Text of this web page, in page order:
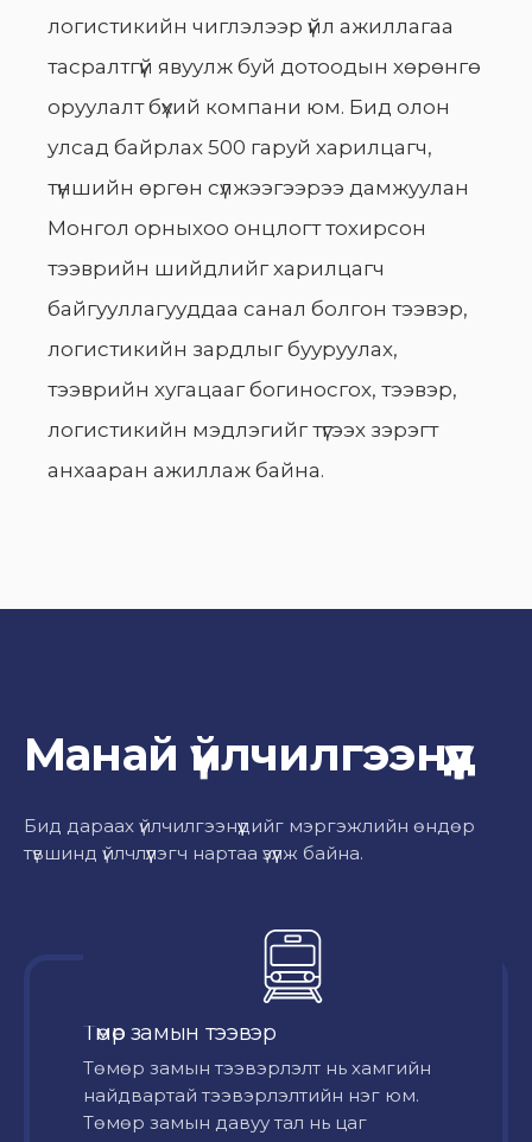
логистикийн чиглэлээр үйл ажиллагаа
тасралтгүй явуулж буй дотоодын хөрөнгө
оруулалт бүхий компани юм. Бид олон
улсад байрлах 500 гаруй харилцагч,
түншийн өргөн сүлжээгээрээ дамжуулан
Монгол орныхоо онцлогт тохирсон
тээврийн шийдлийг харилцагч
байгууллагууддаа санал болгон тээвэр,
логистикийн зардлыг бууруулах,
тээврийн хугацааг богиносгох, тээвэр,
логистикийн мэдлэгийг түгээх зэрэгт
анхааран ажиллаж байна.
Манай үйлчилгээнүүд
Бид дараах үйлчилгээнүүдийг мэргэжлийн өндөр
түвшинд үйлчлүүлэгч нартаа үзүүлж байна.
Төмөр замын тээвэр
Төмөр замын тээвэрлэлт нь хамгийн
найдвартай тээвэрлэлтийн нэг юм.
Төмөр замын давуу тал нь цаг